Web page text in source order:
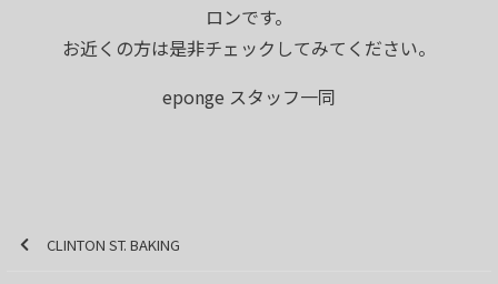
ロンです。
お近くの方は是非チェックしてみてください。
eponge スタッフ一同
CLINTON ST. BAKING